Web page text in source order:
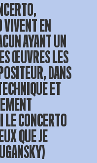
VIVENT EN
AYANT UN
ŒUVRES LES
DANS
ET
LE CONCERTO
QUE JE